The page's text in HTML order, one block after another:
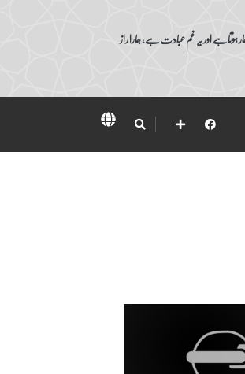
ہے اور یہ غم عبادت ہے، ہمارا راز